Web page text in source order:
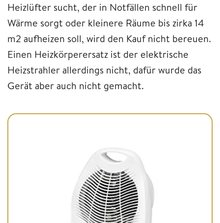
Heizlüfter sucht, der in Notfällen schnell für
Wärme sorgt oder kleinere Räume bis zirka 14
m2 aufheizen soll, wird den Kauf nicht bereuen.
Einen Heizkörperersatz ist der elektrische
Heizstrahler allerdings nicht, dafür wurde das
Gerät aber auch nicht gemacht.